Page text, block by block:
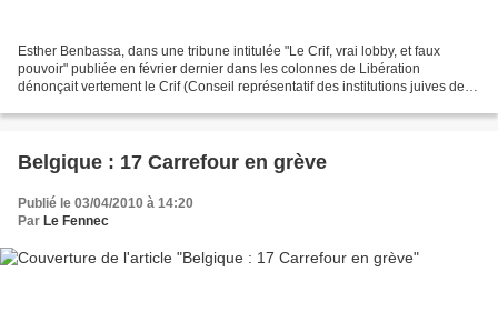
Esther Benbassa, dans une tribune intitulée "Le Crif, vrai lobby, et faux
pouvoir" publiée en février dernier dans les colonnes de Libération
dénonçait vertement le Crif (Conseil représentatif des institutions juives de
Belgique : 17 Carrefour en grève
Publié le 03/04/2010 à 14:20
Par Le Fennec